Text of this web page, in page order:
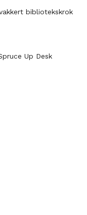
bibliotekskrok
Up Desk